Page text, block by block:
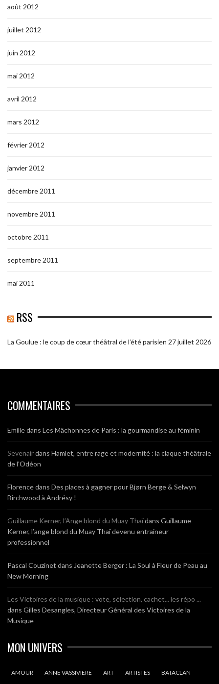
août 2012
juillet 2012
juin 2012
mai 2012
avril 2012
mars 2012
février 2012
janvier 2012
décembre 2011
novembre 2011
octobre 2011
septembre 2011
mai 2011
RSS
La Goulue : le coup de cœur théâtral de l’été parisien 27 juillet 2026
COMMENTAIRES
Emiliedans Les Mâchonnes de Paris : la gourmandise au féminin
Sevenairdans Hamlet, entre rage et modernité : la claque théâtrale
de l’Odéon
Florencedans Des places à gagner pour Bjørn Berge & Selwyn
Birchwood à Andrésy !
Guillaume Kerner, l’Ange blond du Muay Thaïdans Guillaume
Kerner, l’ange blond du Muay Thaï devenu entraineur
professionnel
Pascal Couzinet dans Jeanette Berger : La Soul à Fleur de Peau au
New Morning
Les Victoires de la musique : vote, sélection, cachet... les répo ...
dans Gilles Desangles, Directeur Général des Victoires de la
Musique
MON UNIVERS
AMOUR ANNE VASSIVIERE ART ARTISTES BATACLAN